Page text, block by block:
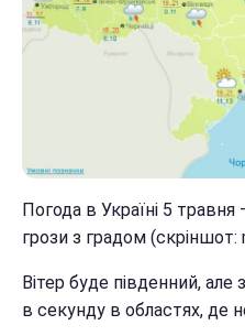
Погода в Україні 5
грози з градом (скріншот:
Вітер буде південний,
в секунду в областях, де